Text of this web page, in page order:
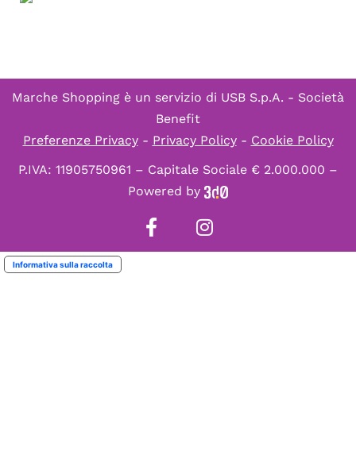
Marche Shopping è un servizio di USB S.p.A. - Società
Benefit
Preferenze Privacy- Privacy Policy- Cookie Policy
P.IVA: 11905750961 – Capitale Sociale € 2.000.000 –
Powered by
Informativa sulla raccolta